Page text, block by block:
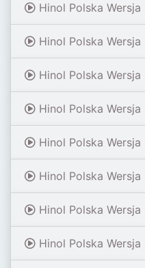
Hinol Polska
Hinol Polska
Hinol Polska Wersja - DZIĘKI
Hinol Polska Wersja - Nie
Hinol Polska
Hinol Polska
Hinol Polska Wersja -
Hinol Polska Wersja - Czarne